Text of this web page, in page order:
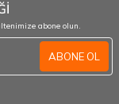
abone olun.
ABONE OL